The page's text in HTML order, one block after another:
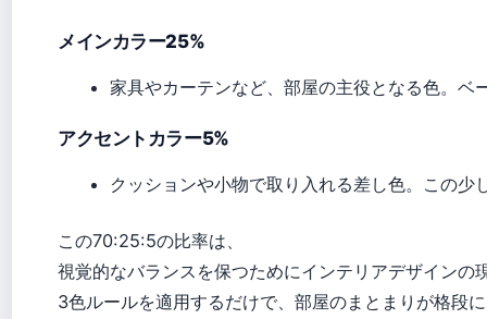
メインカラー25%
家具やカーテンなど、部屋の主役となる色。
アクセントカラー5%
クッションや小物で取り入れる差し色。この
この70:25:5の比率は、
視覚的なバランスを保つためにインテリアデザインの
3色ルールを適用するだけで、部屋のまとまりが格段